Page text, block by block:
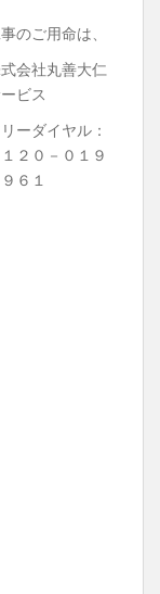
のご用命は、
会社丸善大仁
ビス
ーダイヤル：
１２０－０１９
９６１